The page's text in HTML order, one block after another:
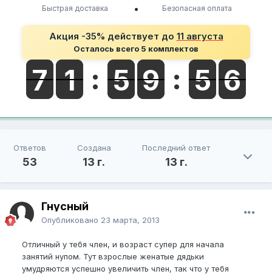
Быстрая доставка
• Безопасная оплата
Акция -35% действует до 11 августа
Осталось всего 5 комплектов
Ответов
53
Создана
13 г.
Последний ответ
13 г.
Гнусный
Опубликовано 23 марта, 2013
Отличный у тебя член, и возраст супер для начала
занятий нупом. Тут взрослые женатые дядьки
умудряются успешно увеличить член, так что у тебя